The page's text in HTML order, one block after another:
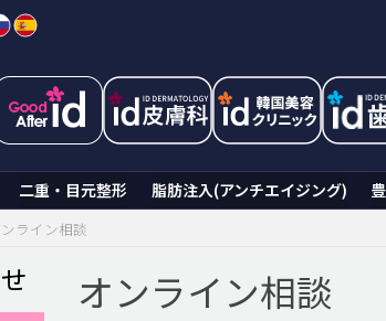
二重・目元整形 脂肪注入(アンチエイジング)
ライン相談
オンライン相談